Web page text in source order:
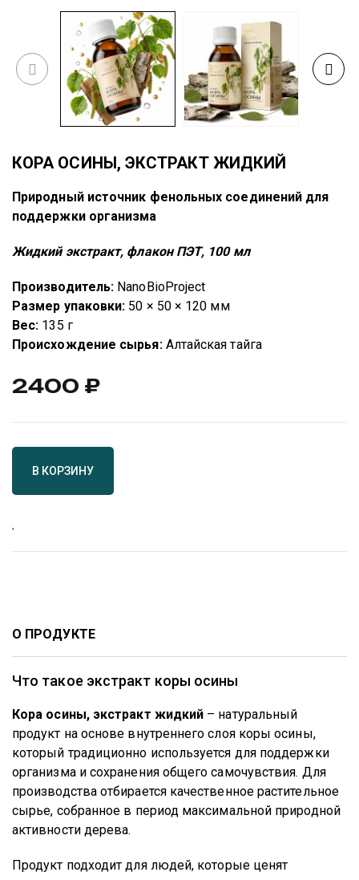
КОРА ОСИНЫ, ЭКСТРАКТ ЖИДКИЙ
Природный источник фенольных соединений для
поддержки организма
Жидкий экстракт, флакон ПЭТ, 100 мл
Производитель: NanoBioProject
Размер упаковки: 50 × 50 × 120 мм
Вес: 135 г
Происхождение сырья:Алтайская тайга
2400 ₽
В КОРЗИНУ
О ПРОДУКТЕ
Что такое экстракт коры осины
Кора осины, экстракт жидкий – натуральный
продукт на основе внутреннего слоя коры осины,
который традиционно используется для поддержки
организма и сохранения общего самочувствия. Для
производства отбирается качественное растительное
сырье, собранное в период максимальной природной
активности дерева.
Продукт подходит для людей, которые ценят